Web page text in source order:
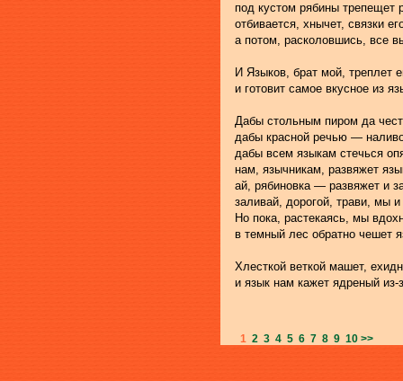
под кустом рябины трепещет
отбивается, хнычет, связки
а потом, расколовшись, все
И Языков, брат мой, треплет
и готовит самое вкусное из
Дабы стольным пиром да
дабы красной речью —
дабы всем языкам стечься
нам, язычникам, развяжет
ай, рябиновка — развяжет и
заливай, дорогой, трави, мы
Но пока, растекаясь, мы
в темный лес обратно чешет
Хлесткой веткой машет,
и язык нам кажет ядреный из-
1 2 3 4 5 6 7 8 9 10 >>